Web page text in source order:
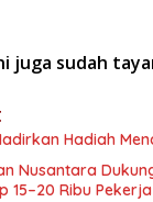
juga sudah
Hadiah
Nusantara
15–20 Ribu